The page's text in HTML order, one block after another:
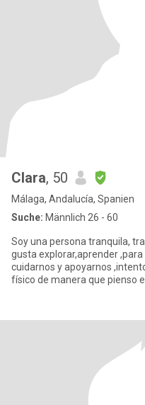
Clara, 50
Málaga, Andalucía, Spanien
Suche: Männlich 26 - 60
Soy una persona tranquila,
gusta explorar,aprender
cuidarnos y apoyarnos
físico de manera que pienso